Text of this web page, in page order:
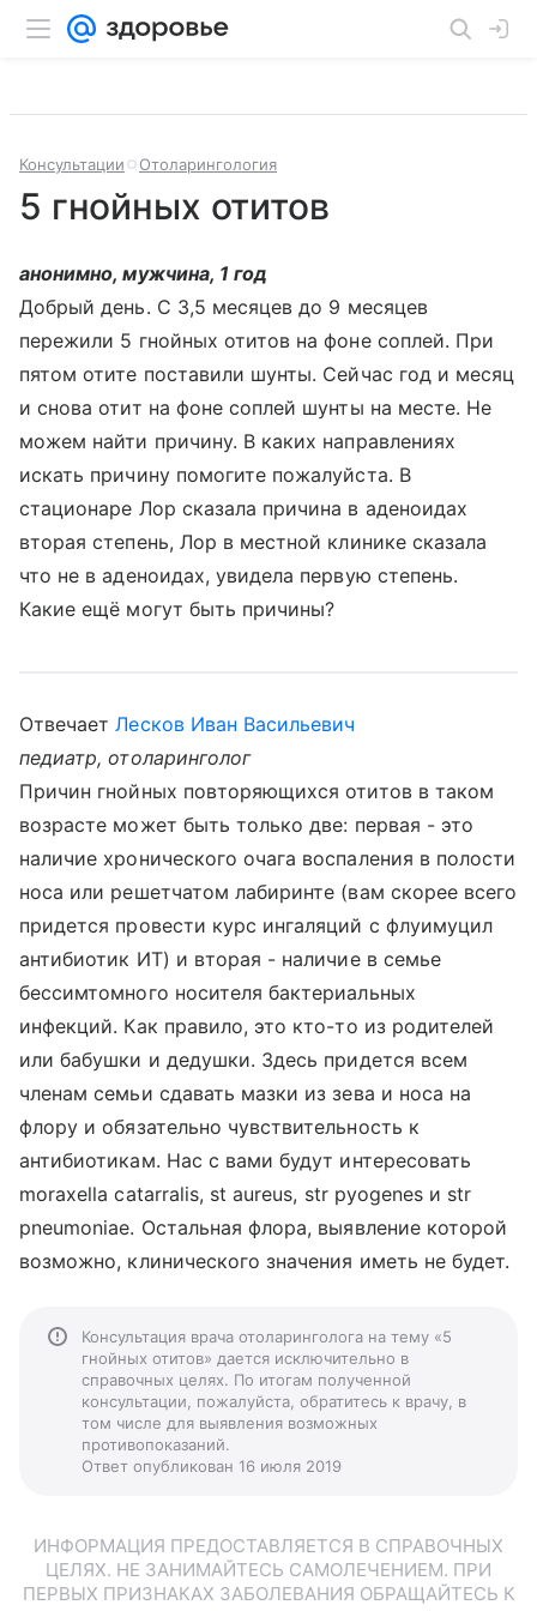
Консультации Отоларингология
5 гнойных отитов
анонимно, мужчина, 1 год
Добрый день. С 3,5 месяцев до 9 месяцев
пережили 5 гнойных отитов на фоне соплей. При
пятом отите поставили шунты. Сейчас год и месяц
и снова отит на фоне соплей шунты на месте. Не
можем найти причину. В каких направлениях
искать причину помогите пожалуйста. В
стационаре Лор сказала причина в аденоидах
вторая степень, Лор в местной клинике сказала
что не в аденоидах, увидела первую степень.
Какие ещё могут быть причины?
ОтвечаетЛесков Иван Васильевич
педиатр, отоларинголог
Причин гнойных повторяющихся отитов в таком
возрасте может быть только две: первая - это
наличие хронического очага воспаления в полости
носа или решетчатом лабиринте (вам скорее всего
придется провести курс ингаляций с флуимуцил
антибиотик ИТ) и вторая - наличие в семье
бессимтомного носителя бактериальных
инфекций. Как правило, это кто-то из родителей
или бабушки и дедушки. Здесь придется всем
членам семьи сдавать мазки из зева и носа на
флору и обязательно чувствительность к
антибиотикам. Нас с вами будут интересовать
moraxella catarralis, st aureus, str pyogenes и str
pneumoniae. Остальная флора, выявление которой
возможно, клинического значения иметь не будет.
Консультация врача отоларинголога на тему «5
гнойных отитов» дается исключительно в
справочных целях. По итогам полученной
консультации, пожалуйста, обратитесь к врачу, в
том числе для выявления возможных
противопоказаний.
Ответ опубликован 16 июля 2019
ИНФОРМАЦИЯ ПРЕДОСТАВЛЯЕТСЯ В СПРАВОЧНЫХ
ЦЕЛЯХ. НЕ ЗАНИМАЙТЕСЬ САМОЛЕЧЕНИЕМ. ПРИ
ПЕРВЫХ ПРИЗНАКАХ ЗАБОЛЕВАНИЯ ОБРАЩАЙТЕСЬ К